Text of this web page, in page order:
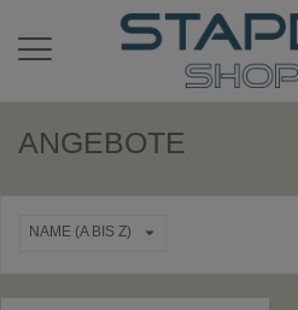
ANGEBOTE
NAME (A BIS Z) 